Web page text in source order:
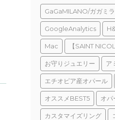
GaGaMILANO/ガガミラ
GoogleAnalytics
Mac 【SAINT
お守りジュエリー ア
エチオピア産オパール
オススメBEST5 オパ
カスタマイズリング